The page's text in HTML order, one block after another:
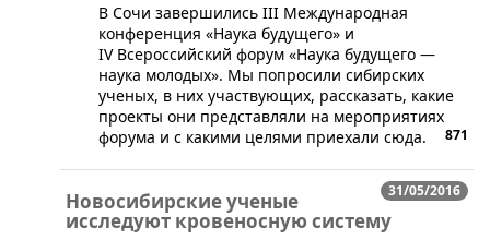
​В Сочи завершились III Международная
конференция «Наука будущего» и
IV Всероссийский форум «Наука будущего —
наука молодых». Мы попросили сибирских
ученых, в них участвующих, рассказать, какие
проекты они представляли на мероприятиях
форума и с какими целями приехали сюда.
871
31/05/2016
Новосибирские ученые
исследуют кровеносную систему